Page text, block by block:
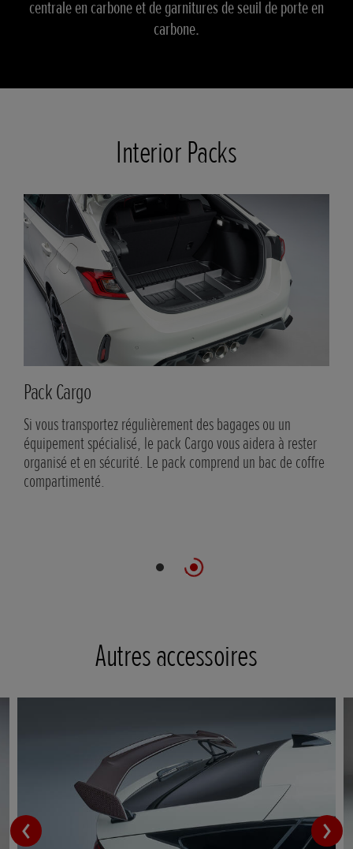
centrale en carbone et de garnitures de seuil de porte en
carbone.
Interior Packs
Pack Cargo
Si vous transportez régulièrement des bagages ou un
équipement spécialisé, le pack Cargo vous aidera à rester
organisé et en sécurité. Le pack comprend un bac de coffre
compartimenté.
Autres accessoires